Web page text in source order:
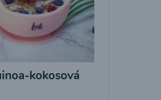
kokosová